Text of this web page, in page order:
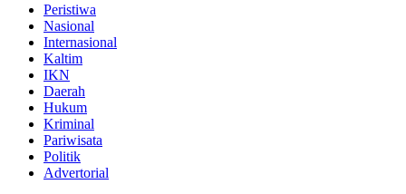
Peristiwa
Nasional
Internasional
Kaltim
IKN
Daerah
Hukum
Kriminal
Pariwisata
Politik
Advertorial